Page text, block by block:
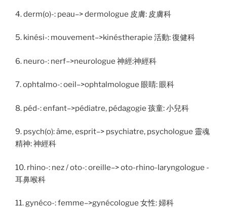
4. derm(o)-: peau–> dermologue 皮膚: 皮膚科
5. kinési-: mouvement–>kinéstherapie 活動: 復健科
6. neuro-: nerf–>neurologue 神經:神經科
7. ophtalmo-: oeil–>ophtalmologue 眼睛: 眼科
8. péd-: enfant–>pédiatre, pédagogie 孩童: 小兒科
9. psych(o): âme, esprit–> psychiatre, psychologue 靈魂
精神: 神經科
10. rhino-: nez / oto-: oreille–> oto-rhino-laryngologue -
耳鼻喉科
11. gynéco-: femme–>gynécologue 女性: 婦科